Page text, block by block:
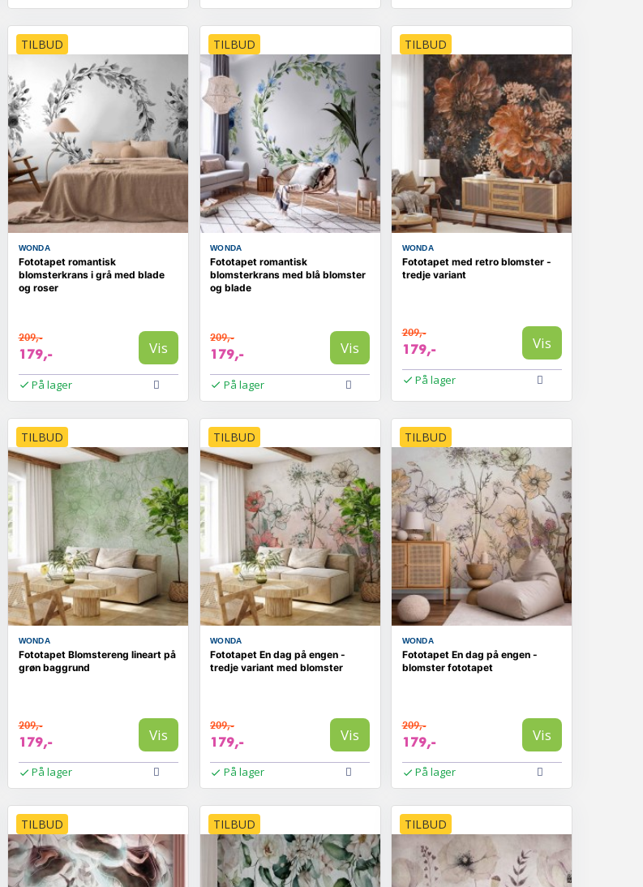
TILBUD
WONDA
Fototapet romantisk
blomsterkrans i grå med blade
og roser
209,-
179,- Vis
På lager
TILBUD
WONDA
Fototapet romantisk
blomsterkrans med blå blomster
og blade
209,-
179,- Vis
På lager
TILBUD
WONDA
Fototapet med retro blomster -
tredje variant
209,-
179,- Vis
På lager
TILBUD
WONDA
Fototapet Blomstereng lineart på
grøn baggrund
209,-
179,- Vis
På lager
TILBUD
WONDA
Fototapet En dag på engen -
tredje variant med blomster
209,-
179,- Vis
På lager
TILBUD
WONDA
Fototapet En dag på engen -
blomster fototapet
209,-
179,- Vis
På lager
TILBUD TILBUD TILBUD